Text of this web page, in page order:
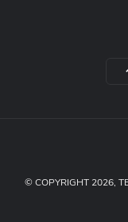
© COPYRIGHT 2026,